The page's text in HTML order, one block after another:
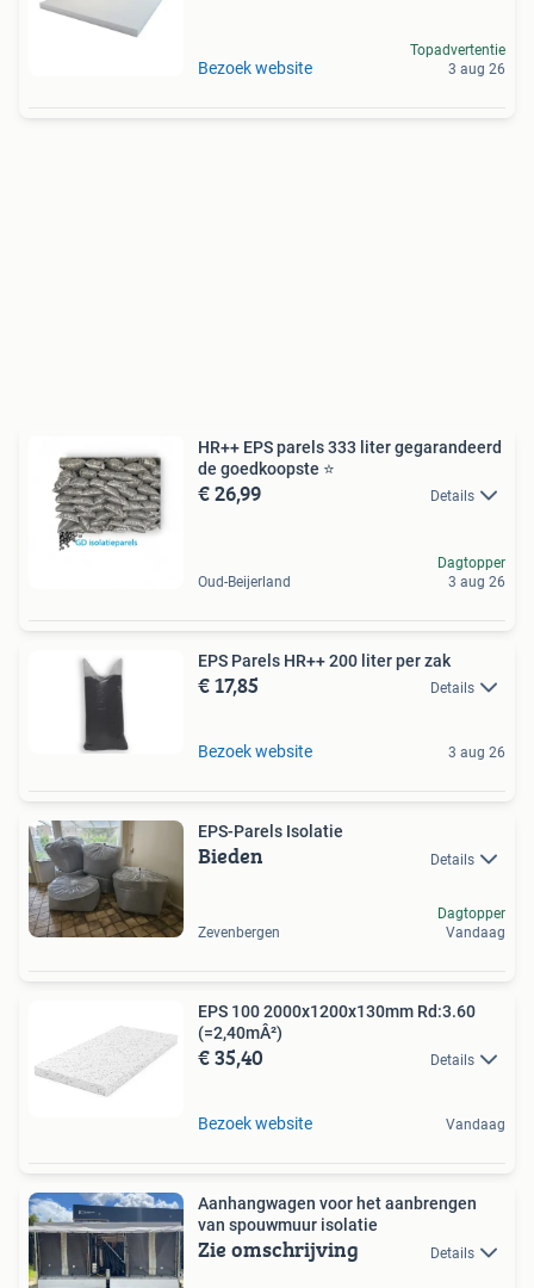
Bezoek website
Topadvertentie
3 aug 26
HR++ EPS parels 333 liter gegarandeerd
de goedkoopste ⭐️
€ 26,99 Details
Oud-Beijerland
Dagtopper
3 aug 26
EPS Parels HR++ 200 liter per zak
€ 17,85 Details
Bezoek website 3 aug 26
EPS-Parels Isolatie
Bieden Details
Zevenbergen
Dagtopper
Vandaag
EPS 100 2000x1200x130mm Rd:3.60
(=2,40mÂ²)
€ 35,40 Details
Bezoek website Vandaag
Aanhangwagen voor het aanbrengen
van spouwmuur isolatie
Zie omschrijving Details